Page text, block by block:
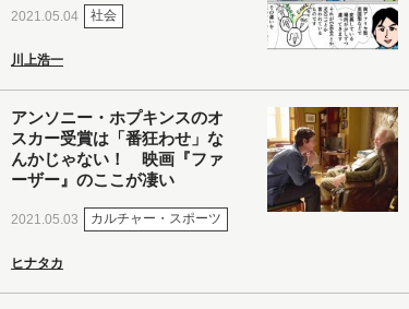
2021.05.04 社会
川上浩一
アンソニー・ホプキンスのオ
スカー受賞は「番狂わせ」な
んかじゃない！ 映画『ファ
ーザー』のここが凄い
2021.05.03 カルチャー・スポーツ
ヒナタカ